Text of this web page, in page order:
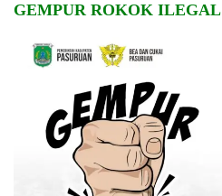
GEMPUR ROKOK ILEGAL